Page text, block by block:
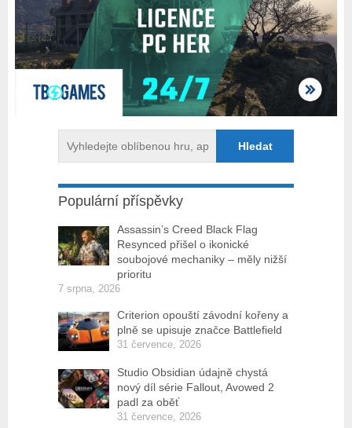
Populární příspěvky
Assassin’s Creed Black Flag
Resynced přišel o ikonické
soubojové mechaniky – měly nižší
prioritu
7 srpna, 2026
Criterion opouští závodní kořeny a
plně se upisuje značce Battlefield
31 července, 2026
Studio Obsidian údajně chystá
nový díl série Fallout, Avowed 2
padl za oběť
31 července, 2026